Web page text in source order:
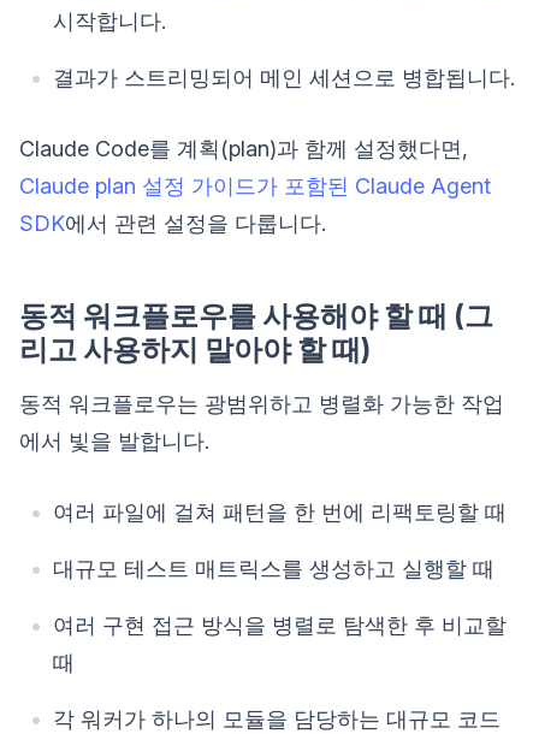
시작합니다.
결과가 스트리밍되어 메인 세션으로 병합됩니다.
Claude Code를 계획(plan)과 함께 설정했다면,
Claude plan 설정 가이드가 포함된 Claude Agent
SDK에서 관련 설정을 다룹니다.
동적 워크플로우를 사용해야 할 때 (그
리고 사용하지 말아야 할 때)
동적 워크플로우는 광범위하고 병렬화 가능한 작업
에서 빛을 발합니다.
여러 파일에 걸쳐 패턴을 한 번에 리팩토링할 때
대규모 테스트 매트릭스를 생성하고 실행할 때
여러 구현 접근 방식을 병렬로 탐색한 후 비교할
때
각 워커가 하나의 모듈을 담당하는 대규모 코드